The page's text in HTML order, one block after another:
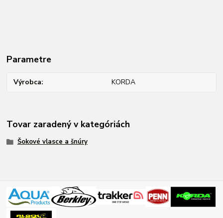
Parametre
Výrobca KORDA
Tovar zaradený v kategóriách
Šokové vlasce a šnúry